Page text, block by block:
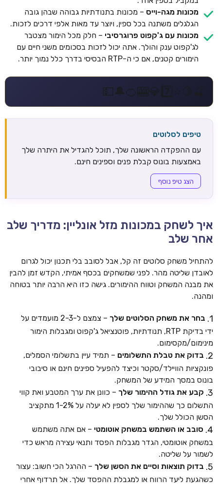
מכונות מגה-וייס – מכונות בתנודתיות גבוהה שבהן גובה
הגלגלים משתנה בכל ספין, ויוצר עד מאות אלפי דרכים לזכות.
מכונות עם ג'קפוט פרוגרסיבי – חלק מכל הימור מצטבר
לג'קפוט ענק והולך. אתה יכול לזכות בסכומים משני חיים עם
הימורים קטנים, אם כי ה-RTP הבסיסי בדרך כלל נמוך יותר.
7️⃣
💎
🎰
🍊
🔔
💵
טיפים לסלוטים
עם ההפקדה הראשונה שלך, תוכל להגדיל את היתרה שלך
באמצעות בונוס קבלת פנים וספינים חינם.
הצג טיפ נוסף
איך לשחק במכונות מזל אונליין: מדריך שלב
אחר שלב
להתחיל משחק סלוטים זה קל, אבל לסובב בלי תכנון יכול לגרום
לאובדן שליטה מהר. לפני שמשחקים בכסף אמיתי, הקדש זמן להבין
את מבנה המשחק וטווח ההימורים. גישה כזו היא הרבה יותר בטוחה
ומהנה.
בחר את משחק הסלוטים שלך
– צמצם ל-2-3 מועמדים על
ידי בדיקת RTP, תנודתיות, פוטנציאל ג'קפוט ומגבלות הימור
מינימום/מקסימום.
בדוק את טבלת התשלומים – תמיד עיין בתשלומי הסמלים,
פונקציות הוויילד/סקטר וכיצד להפעיל ספינים חינם או סיבובי
בונוס במסך המידע של המשחק.
קבע את גודל ההימור שלך – כוונן את ערך המטבע ואת קווי
התשלום כך שההימור שלך לספין לא יעלה על 1-2% מתקציב
הסשן הכולל שלך.
סובב או השתמש במשחק אוטומטי – אם אתה משתמש
במשחק אוטומטי, הגדר מגבלות הפסד ותנאי עצירה מראש כדי
לשמור על שליטה.
בדוק תוצאות וסיים את הסשן שלך – ההרגל הכי חשוב: עצור
כשהגעת ליעד הרווח או למגבלת ההפסד שלך. אל תרדוף אחרי